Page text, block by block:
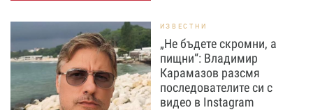
ИЗВЕСТНИ
„Не бъдете скромни, а
пищни“: Владимир
Карамазов разсмя
последователите си с
видео в Instagram